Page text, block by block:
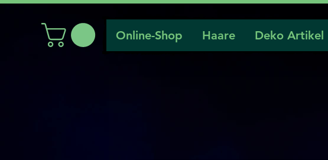
Online-Shop Haare Deko Artikel